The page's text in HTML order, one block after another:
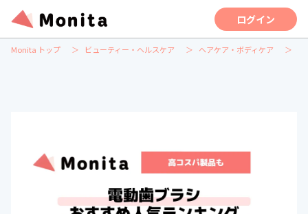
ログイン
Monita トップ ビューティー・ヘルスケア ヘアケア・ボディケア